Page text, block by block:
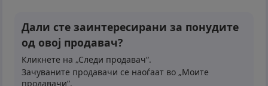
Дали сте заинтересирани за понудите
од овој продавач?
Кликнете на „Следи продавач“.
Зачуваните продавачи се наоѓаат во „Моите
продавачи“.